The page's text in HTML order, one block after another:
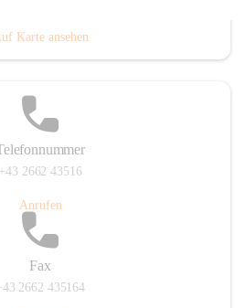
Karte ansehen
+43 2662 43516
Anrufen
Fax
2662 435164